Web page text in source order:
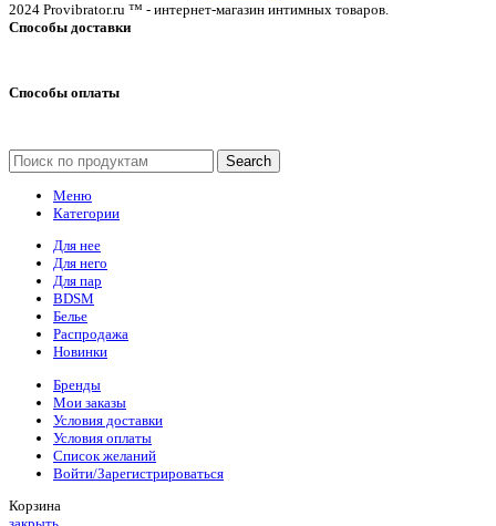
2024 Provibrator.ru ™ - интернет-магазин интимных товаров.
Способы доставки
Способы оплаты
Search
Меню
Категории
Для нее
Для него
Для пар
BDSM
Белье
Распродажа
Новинки
Бренды
Мои заказы
Условия доставки
Условия оплаты
Список желаний
Войти/Зарегистрироваться
Корзина